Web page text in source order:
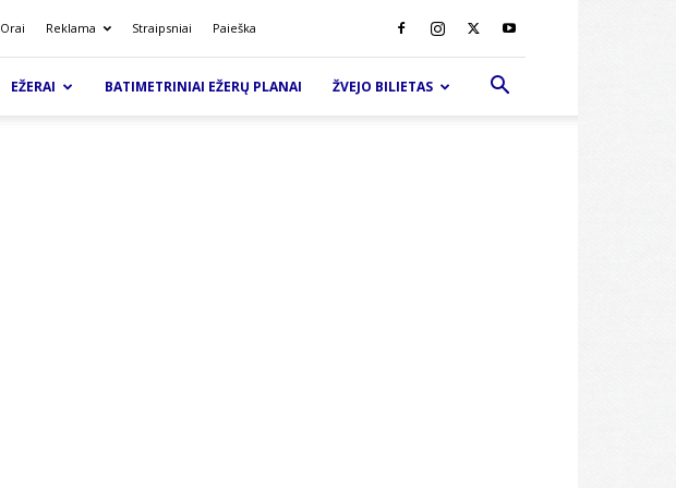
Orai Reklama Straipsniai Paieška
EŽERAI BATIMETRINIAI EŽERŲ PLANAI ŽVEJO BILIETAS